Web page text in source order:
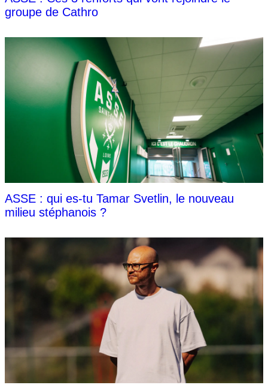
groupe de Cathro
ASSE : qui es-tu Tamar Svetlin, le nouveau
milieu stéphanois ?